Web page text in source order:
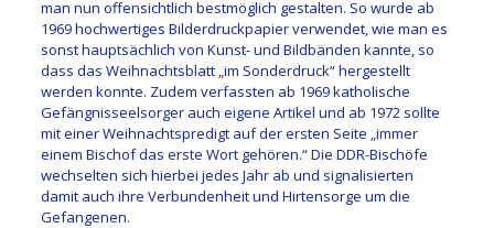
man nun offensichtlich bestmöglich gestalten. So wurde ab
1969 hochwertiges Bilderdruckpapier verwendet, wie man es
sonst hauptsächlich von Kunst- und Bildbänden kannte, so
dass das Weihnachtsblatt „im Sonderdruck“ hergestellt
werden konnte. Zudem verfassten ab 1969 katholische
Gefängnisseelsorger auch eigene Artikel und ab 1972 sollte
mit einer Weihnachtspredigt auf der ersten Seite „immer
einem Bischof das erste Wort gehören.“ Die DDR-Bischöfe
wechselten sich hierbei jedes Jahr ab und signalisierten
damit auch ihre Verbundenheit und Hirtensorge um die
Gefangenen.